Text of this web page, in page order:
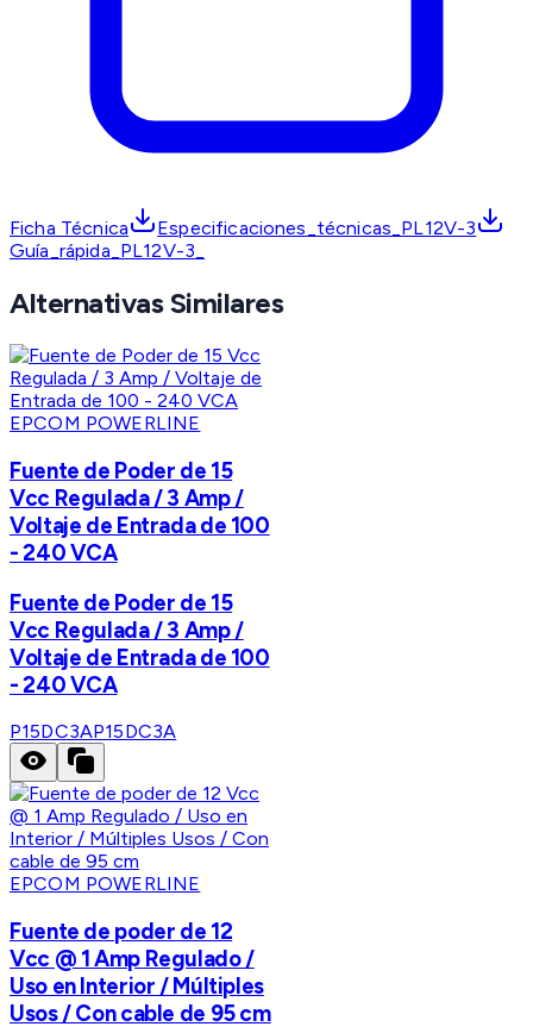
Ficha Técnica
Especificaciones_técnicas_PL12V-3
Guía_rápida_PL12V-3_
Alternativas Similares
EPCOM POWERLINE
Fuente de Poder de 15
Vcc Regulada / 3 Amp /
Voltaje de Entrada de 100
- 240 VCA
Fuente de Poder de 15
Vcc Regulada / 3 Amp /
Voltaje de Entrada de 100
- 240 VCA
P15DC3AP15DC3A
EPCOM POWERLINE
Fuente de poder de 12
Vcc @ 1 Amp Regulado /
Uso en Interior / Múltiples
Usos / Con cable de 95 cm